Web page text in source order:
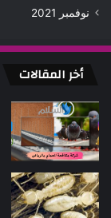
نوفمبر 2021
أخر المقالات